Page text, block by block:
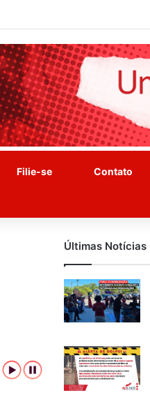
Filie-se Contato
Últimas Notícias